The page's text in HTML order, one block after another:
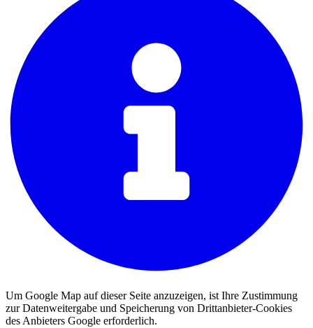
Um Google Map auf dieser Seite anzuzeigen, ist Ihre Zustimmung
zur Datenweitergabe und Speicherung von Drittanbieter-Cookies
des Anbieters Google erforderlich.